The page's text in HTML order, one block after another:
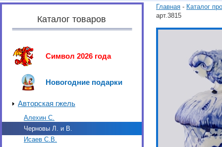
Каталог товаров
Символ 2026 года
Новогодние подарки
Авторская гжель
Алехин С.
Черновы Л. и В.
Исаев С.В.
Главная - Каталог
арт.3815